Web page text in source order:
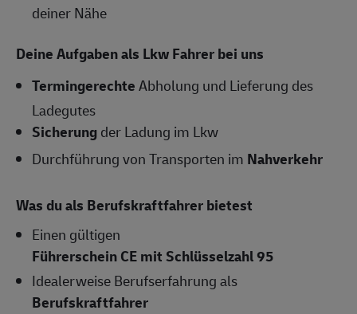
deiner Nähe
Deine Aufgaben als Lkw Fahrer bei uns
TermingerechteAbholung und Lieferung des
Ladegutes
Sicherungder Ladung im Lkw
Durchführung von Transporten im Nahverkehr
Was du als Berufskraftfahrer bietest
Einen gültigen
Führerschein CE mit Schlüsselzahl 95
Idealerweise Berufserfahrung als
Berufskraftfahrer